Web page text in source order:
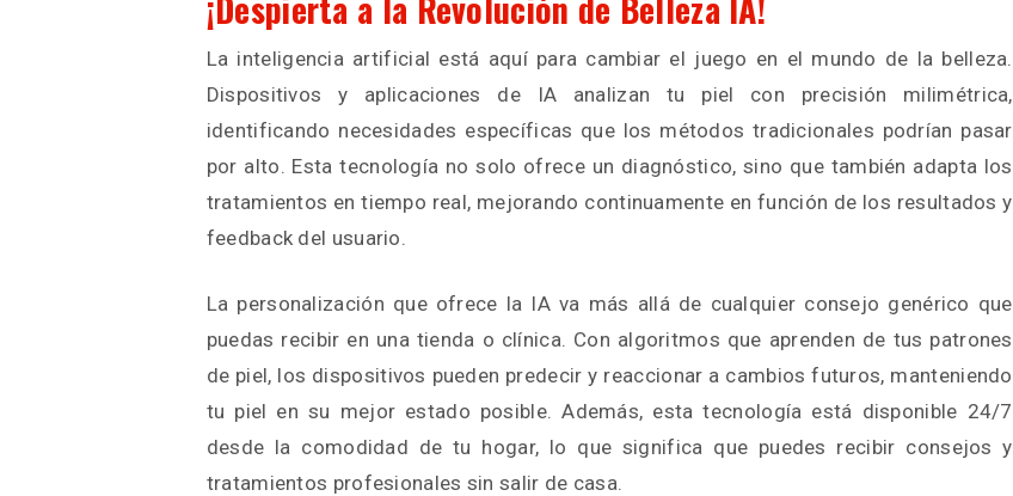
La inteligencia artificial está aquí para cambiar el juego en el mundo de la belleza.
Dispositivos y aplicaciones de IA analizan tu piel con precisión milimétrica,
identificando necesidades específicas que los métodos tradicionales podrían pasar
por alto. Esta tecnología no solo ofrece un diagnóstico, sino que también adapta los
tratamientos en tiempo real, mejorando continuamente en función de los resultados y
feedback del usuario.
La personalización que ofrece la IA va más allá de cualquier consejo genérico que
puedas recibir en una tienda o clínica. Con algoritmos que aprenden de tus patrones
de piel, los dispositivos pueden predecir y reaccionar a cambios futuros, manteniendo
tu piel en su mejor estado posible. Además, esta tecnología está disponible 24/7
desde la comodidad de tu hogar, lo que significa que puedes recibir consejos y
tratamientos profesionales sin salir de casa.